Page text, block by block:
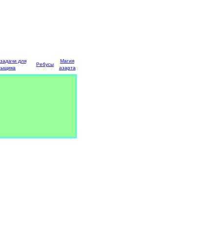
для
Ребусы
Магия
азарта